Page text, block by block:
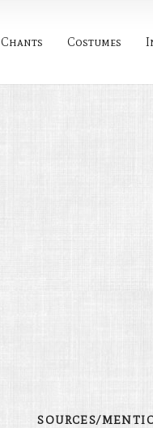
Chants Costumes
SOURCES/